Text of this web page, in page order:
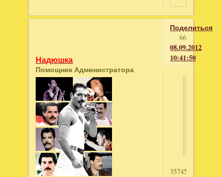
Поделиться
66
08.09.2012
10:41:50
Надюшка
Помощник Администратора
3574585398